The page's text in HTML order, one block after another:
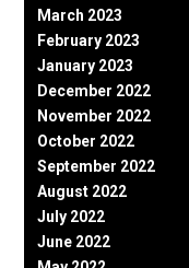
March 2023
February 2023
January 2023
December 2022
November 2022
October 2022
September 2022
August 2022
July 2022
June 2022